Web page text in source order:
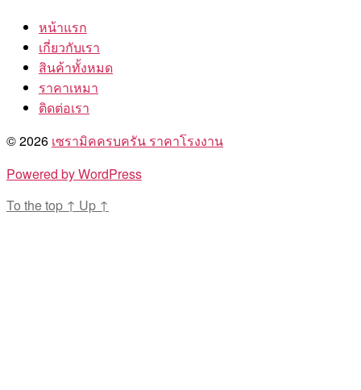
หน้าแรก
เกี่ยวกับเรา
สินค้าทั้งหมด
ราคาเหมา
ติดต่อเรา
© 2026 เซรามิคครบครัน ราคาโรงงาน
Powered by WordPress
To the top ↑ Up ↑